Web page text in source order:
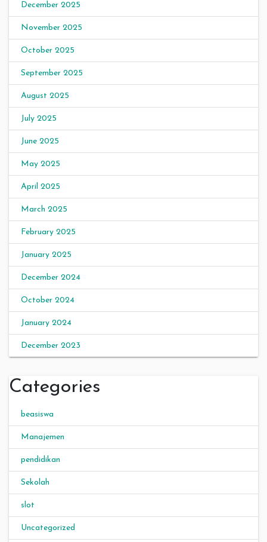
December 2025
November 2025
October 2025
September 2025
August 2025
July 2025
June 2025
May 2025
April 2025
March 2025
February 2025
January 2025
December 2024
October 2024
January 2024
December 2023
Categories
beasiswa
Manajemen
pendidikan
Sekolah
slot
Uncategorized